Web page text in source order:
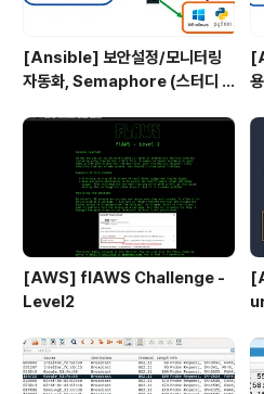
[Ansible] 보안설정/모니터링
자동화, Semaphore (스터디 4
[AWS] flAWS Challenge -
Level2